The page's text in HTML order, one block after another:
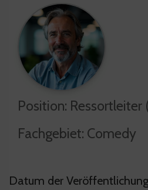
Position: Ressortleiter
Fachgebiet: Comedy
Datum der